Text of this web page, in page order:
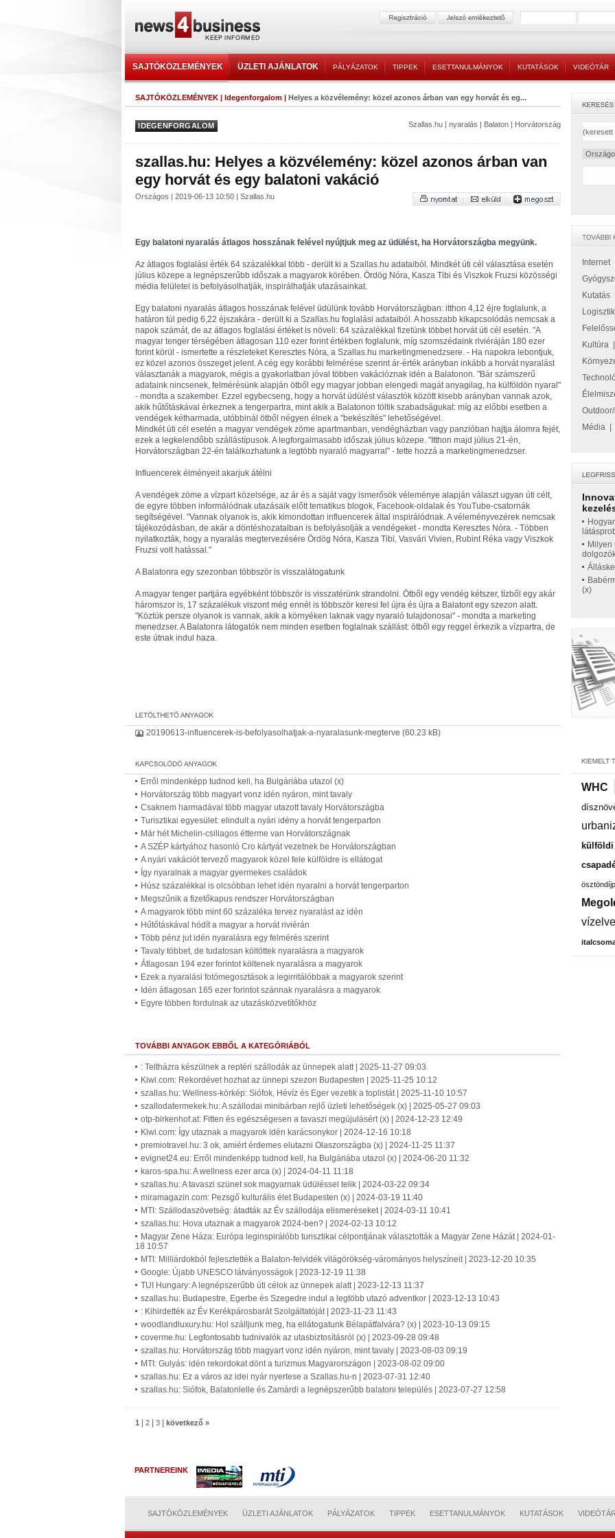
SAJTÓKÖZLEMÉNYEK ÜZLETI AJÁNLATOK PÁLYÁZATOK TIPPEK ESETTANULMÁNYOK KUTATÁSOK VIDEÓTÁR
SAJTÓKÖZLEMÉNYEK | Idegenforgalom | Helyes a közvélemény: közel azonos árban van egy horvát és eg...
IDEGENFORGALOM Szallas.hu | nyaralás | Balaton | Horvátország
szallas.hu: Helyes a közvélemény: közel azonos árban van
egy horvát és egy balatoni vakáció
Országos | 2019-06-13 10:50 | Szallas.hu
Egy balatoni nyaralás átlagos hosszának felével nyújtjuk meg az üdülést, ha Horvátországba megyünk.
Az átlagos foglalási érték 64 százalékkal több - derült ki a Szallas.hu adataiból. Mindkét úti cél választása esetén
július közepe a legnépszerűbb időszak a magyarok körében. Ördög Nóra, Kasza Tibi és Viszkok Fruzsi közösségi
média felületei is befolyásolhatják, inspirálhatják utazásainkat.
Egy balatoni nyaralás átlagos hosszának felével üdülünk tovább Horvátországban: itthon 4,12 éjre foglalunk, a
határon túl pedig 6,22 éjszakára - derült ki a Szallas.hu foglalási adataiból. A hosszabb kikapcsolódás nemcsak a
napok számát, de az átlagos foglalási értéket is növeli: 64 százalékkal fizetünk többet horvát úti cél esetén. "A
magyar tenger térségében átlagosan 110 ezer forint értékben foglalunk, míg szomszédaink riviéráján 180 ezer
forint körül - ismertette a részleteket Keresztes Nóra, a Szallas.hu marketingmenedzsere. - Ha napokra lebontjuk,
ez közel azonos összeget jelent. A cég egy korábbi felmérése szerint ár-érték arányban inkább a horvát nyaralást
választanák a magyarok, mégis a gyakorlatban jóval többen vakációznak idén a Balatonon. "Bár számszerű
adataink nincsenek, felmérésünk alapján ötből egy magyar jobban elengedi magát anyagilag, ha külföldön nyaral"
- mondta a szakember. Ezzel egybecseng, hogy a horvát üdülést választók között kisebb arányban vannak azok,
akik hűtőtáskával érkeznek a tengerpartra, mint akik a Balatonon töltik szabadságukat: míg az előbbi esetben a
vendégek kétharmada, utóbbinál ötből négyen élnek a "bekészítés" lehetőségével.
Mindkét úti cél esetén a magyar vendégek zöme apartmanban, vendégházban vagy panzióban hajtja álomra fejét,
ezek a legkelendőbb szállástípusok. A legforgalmasabb időszak július közepe. "Itthon majd július 21-én,
Horvátországban 22-én találkozhatunk a legtöbb nyaraló magyarral" - tette hozzá a marketingmenedzser.
Influencerek élményeit akarjuk átélni
A vendégek zöme a vízpart közelsége, az ár és a saját vagy ismerősök véleménye alapján választ ugyan úti célt,
de egyre többen informálódnak utazásaik előtt tematikus blogok, Facebook-oldalak és YouTube-csatornák
segítségével. "Vannak olyanok is, akik kimondottan influencerek által inspirálódnak. A véleményvezérek nemcsak
tájékozódásban, de akár a döntéshozatalban is befolyásolják a vendégeket - mondta Keresztes Nóra. - Többen
nyilatkozták, hogy a nyaralás megtervezésére Ördög Nóra, Kasza Tibi, Vasvári Vivien, Rubint Réka vagy Viszkok
Fruzsi volt hatással."
A Balatonra egy szezonban többször is visszalátogatunk
A magyar tenger partjára egyébként többször is visszatérünk strandolni. Ötből egy vendég kétszer, tízből egy akár
háromszor is, 17 százalékuk viszont még ennél is többször keresi fel újra és újra a Balatont egy szezon alatt.
"Köztük persze olyanok is vannak, akik a környéken laknak vagy nyaraló tulajdonosai" - mondta a marketing
menedzser. A Balatonra látogatók nem minden esetben foglalnak szállást: ötből egy reggel érkezik a vízpartra, de
este útnak indul haza.
20190613-influencerek-is-befolyasolhatjak-a-nyaralasunk-megterve (60.23 kB)
Erről mindenképp tudnod kell, ha Bulgáriába utazol (x)
Horvátország több magyart vonz idén nyáron, mint tavaly
Csaknem harmadával több magyar utazott tavaly Horvátországba
Turisztikai egyesület: elindult a nyári idény a horvát tengerparton
Már hét Michelin-csillagos étterme van Horvátországnak
A SZÉP kártyához hasonló Cro kártyát vezetnek be Horvátországban
A nyári vakációt tervező magyarok közel fele külföldre is ellátogat
Így nyaralnak a magyar gyermekes családok
Húsz százalékkal is olcsóbban lehet idén nyaralni a horvát tengerparton
Megszűnik a fizetőkapus rendszer Horvátországban
A magyarok több mint 60 százaléka tervez nyaralást az idén
Hűtőtáskával hódít a magyar a horvát riviérán
Több pénz jut idén nyaralásra egy felmérés szerint
Tavaly többet, de tudatosan költöttek nyaralásra a magyarok
Átlagosan 194 ezer forintot költenek nyaralásra a magyarok
Ezek a nyaralási fotómegosztások a legirritálóbbak a magyarok szerint
Idén átlagosan 165 ezer forintot szánnak nyaralásra a magyarok
Egyre többen fordulnak az utazásközvetítőkhöz
TOVÁBBI ANYAGOK EBBŐL A KATEGÓRIÁBÓL
: Teltházra készülnek a reptéri szállodák az ünnepek alatt | 2025-11-27 09:03
Kiwi.com: Rekordévet hozhat az ünnepi szezon Budapesten | 2025-11-25 10:12
szallas.hu: Wellness-körkép: Siófok, Hévíz és Eger vezetik a toplistát | 2025-11-10 10:57
szallodatermekek.hu: A szállodai minibárban rejlő üzleti lehetőségek (x) | 2025-05-27 09:03
otp-birkenhof.at: Fitten és egészségesen a tavaszi megújulásért (x) | 2024-12-23 12:49
Kiwi.com: Így utaznak a magyarok idén karácsonykor | 2024-12-16 10:18
premiotravel.hu: 3 ok, amiért érdemes elutazni Olaszországba (x) | 2024-11-25 11:37
evignet24.eu: Erről mindenképp tudnod kell, ha Bulgáriába utazol (x) | 2024-06-20 11:32
karos-spa.hu: A wellness ezer arca (x) | 2024-04-11 11:18
szallas.hu: A tavaszi szünet sok magyarnak üdüléssel telik | 2024-03-22 09:34
miramagazin.com: Pezsgő kulturális élet Budapesten (x) | 2024-03-19 11:40
MTI: Szállodaszövetség: átadták az Év szállodája elismeréseket | 2024-03-11 10:41
szallas.hu: Hova utaznak a magyarok 2024-ben? | 2024-02-13 10:12
Magyar Zene Háza: Európa leginspirálóbb turisztikai célpontjának választották a Magyar Zene Házát | 2024-01-
18 10:57
MTI: Milliárdokból fejlesztették a Balaton-felvidék világörökség-várományos helyszíneit | 2023-12-20 10:35
Google: Újabb UNESCO látványosságok | 2023-12-19 11:38
TUI Hungary: A legnépszerűbb úti célok az ünnepek alatt | 2023-12-13 11:37
szallas.hu: Budapestre, Egerbe és Szegedre indul a legtöbb utazó adventkor | 2023-12-13 10:43
: Kihirdették az Év Kerékpárosbarát Szolgáltatóját | 2023-11-23 11:43
woodlandluxury.hu: Hol szálljunk meg, ha ellátogatunk Bélapátfalvára? (x) | 2023-10-13 09:15
coverme.hu: Legfontosabb tudnivalók az utasbiztosításról (x) | 2023-09-28 09:48
szallas.hu: Horvátország több magyart vonz idén nyáron, mint tavaly | 2023-08-03 09:19
MTI: Gulyás: idén rekordokat dönt a turizmus Magyarországon | 2023-08-02 09:00
szallas.hu: Ez a város az idei nyár nyertese a Szallas.hu-n | 2023-07-31 12:40
szallas.hu: Siófok, Balatonlelle és Zamárdi a legnépszerűbb balatoni település | 2023-07-27 12:58
1 2 3 következő »
Internet|
Kutatás
Kultúra
Média
Milyen
(x)
WHC |
PARTNEREINK
SAJTÓKÖZLEMÉNYEK ÜZLETI AJÁNLATOK PÁLYÁZATOK TIPPEK ESETTANULMÁNYOK KUTATÁSOK VIDEÓTÁR